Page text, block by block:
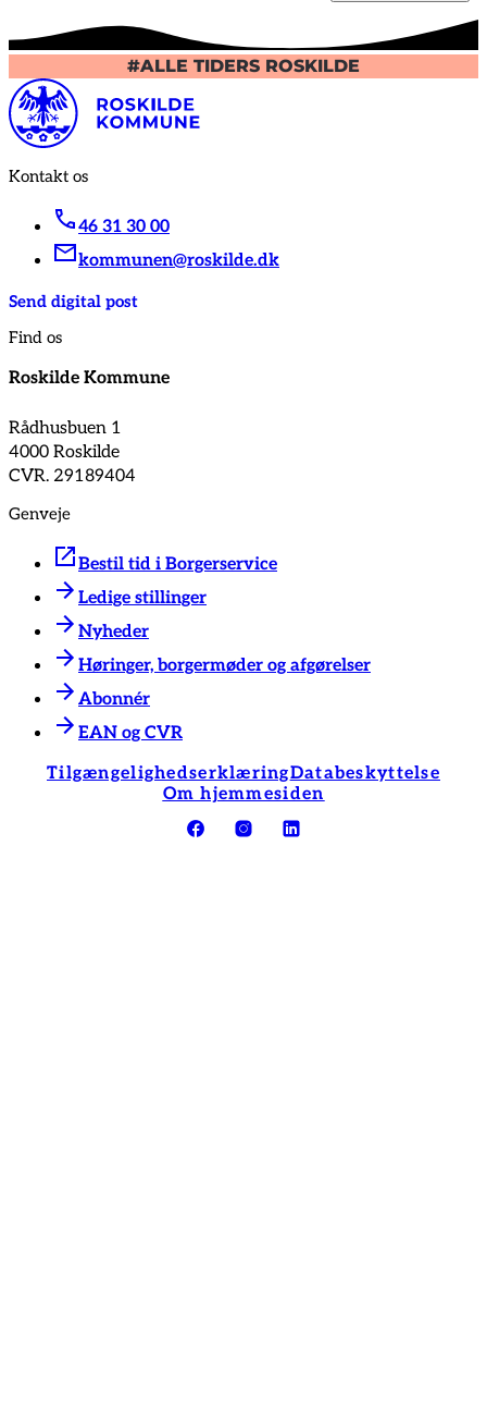
#ALLE TIDERS ROSKILDE
Kontakt os
46 31 30 00
kommunen@roskilde.dk
Send digital post
Find os
Roskilde Kommune
Rådhusbuen 1
4000 Roskilde
CVR. 29189404
Genveje
Bestil tid i Borgerservice
Ledige stillinger
Nyheder
Høringer, borgermøder og afgørelser
Abonnér
EAN og CVR
TilgængelighedserklæringDatabeskyttelse
Om hjemmesiden